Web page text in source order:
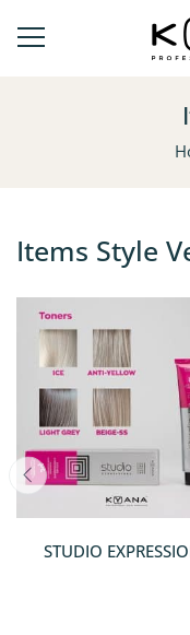
Items Style
STUDIO